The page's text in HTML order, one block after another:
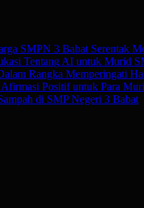
SMPN 3 Babat Serentak
Tentang AI untuk Murid
Rangka Memperingati
Positif untuk Para
di SMP Negeri 3 Babat